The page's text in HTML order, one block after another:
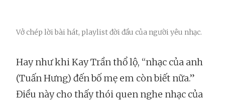
Vở chép lời bài hát, playlist đời đầu của người yêu nhạc.
Hay như khi Kay Trần thổ lộ, “nhạc của anh
(Tuấn Hưng) đến bố mẹ em còn biết nữa.”
Điều này cho thấy thói quen nghe nhạc của